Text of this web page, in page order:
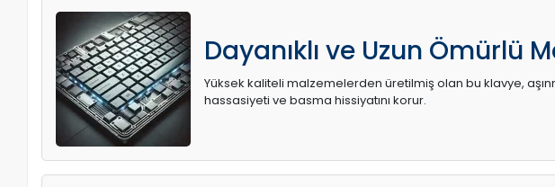
Dayanıklı ve Uzun Ömürlü
Yüksek kaliteli malzemelerden üretilmiş olan bu klavye,
hassasiyeti ve basma hissiyatını korur.